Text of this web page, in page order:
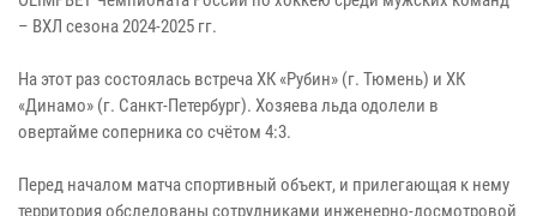
– ВХЛ сезона 2024-2025 гг.
На этот раз состоялась встреча ХК «Рубин» (г. Тюмень) и ХК
«Динамо» (г. Санкт-Петербург). Хозяева льда одолели в
овертайме соперника со счётом 4:3.
Перед началом матча спортивный объект, и прилегающая к нему
территория обследованы сотрудниками инженерно-досмотровой